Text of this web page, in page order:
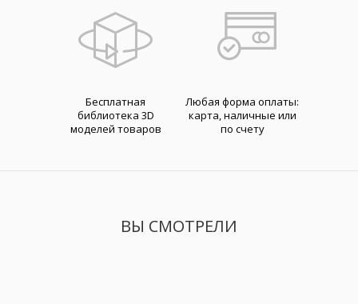
Бесплатная
библиотека 3D
моделей товаров
Любая форма оплаты:
карта, наличные или
по счету
ВЫ СМОТРЕЛИ